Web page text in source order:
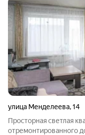
улица Менделеева,14
Просторная светлая
отремонтированного